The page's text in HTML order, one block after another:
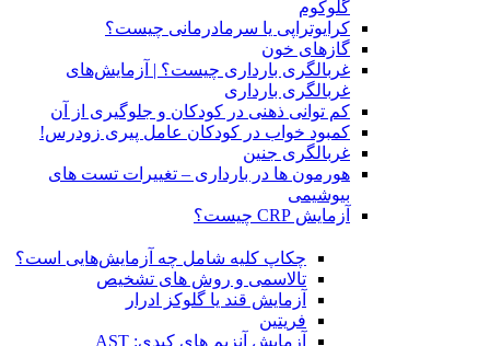
گلوکوم
کرایوتراپی یا سرمادرمانی چیست؟
گازهای خون
غربالگری بارداری چیست؟ | آزمایش‌های
غربالگری بارداری
کم توانی ذهنی در کودکان و جلوگیری از آن
کمبود خواب در کودکان عامل پیری زودرس!
غربالگری جنین
هورمون ها در بارداری – تغییرات تست های
بیوشیمی
آزمایش CRP چیست؟
چکاپ کلیه شامل چه آزمایش‌هایی است؟
تالاسمی و روش های تشخیص
آزمایش قند یا گلوکز ادرار
فریتین
آزمایش آنزیم های کبدی: AST